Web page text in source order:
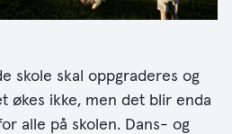
skole skal oppgraderes og
økes ikke, men det blir enda
alle på skolen. Dans- og